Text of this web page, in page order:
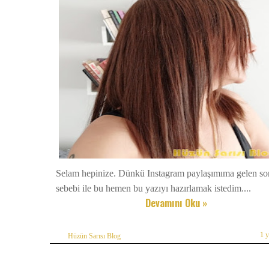
Selam hepinize. Dünkü Instagram paylaşımıma gelen
sebebi ile bu hemen bu yazıyı hazırlamak istedim....
Devamını Oku »
Hüzün Sarısı Blog 1